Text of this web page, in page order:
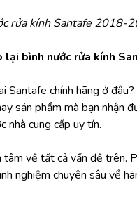
rửa kính Santafe 2018-
bình nước rửa kính
Santafe chính hãng ở
sản phẩm mà bạn
nhà cung cấp uy tín.
về tất cả vấn đề trên.
nghiệm chuyên sâu về